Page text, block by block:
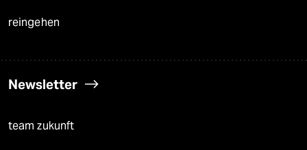
reingehen
Newsletter
team zukunft